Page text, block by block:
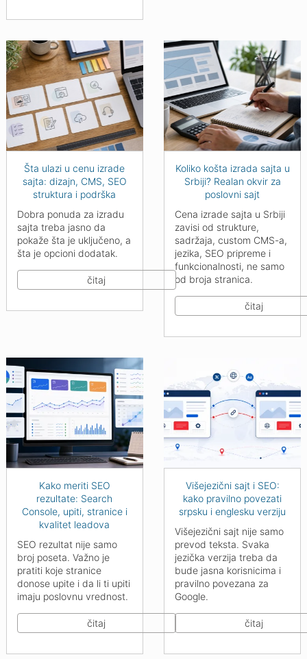
Šta ulazi u cenu izrade
sajta: dizajn, CMS, SEO
struktura i podrška
Dobra ponuda za izradu
sajta treba jasno da
pokaže šta je uključeno, a
šta je opcioni dodatak.
čitaj
Koliko košta izrada sajta u
Srbiji? Realan okvir za
poslovni sajt
Cena izrade sajta u Srbiji
zavisi od strukture,
sadržaja, custom CMS-a,
jezika, SEO pripreme i
funkcionalnosti, ne samo
od broja stranica.
čitaj
Kako meriti SEO
rezultate: Search
Console, upiti, stranice i
kvalitet leadova
SEO rezultat nije samo
broj poseta. Važno je
pratiti koje stranice
donose upite i da li ti upiti
imaju poslovnu vrednost.
čitaj
Višejezični sajt i SEO:
kako pravilno povezati
srpsku i englesku verziju
Višejezični sajt nije samo
prevod teksta. Svaka
jezička verzija treba da
bude jasna korisnicima i
pravilno povezana za
Google.
čitaj